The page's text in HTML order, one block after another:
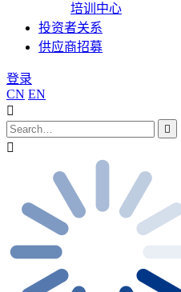
培训中心
投资者关系
供应商招募
登录
CN EN